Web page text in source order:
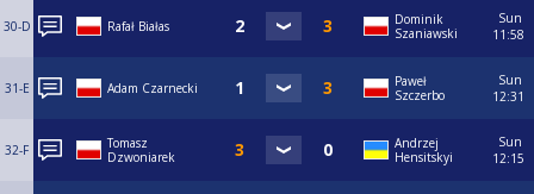
30-D Rafał Białas
Dominik
Szaniawski
Sun
11:58
31-E Adam Czarnecki
Paweł
Szczerbo
Sun
12:31
32-F
Tomasz
Dzwoniarek
Andrzej
Hensitskyi
Sun
12:15